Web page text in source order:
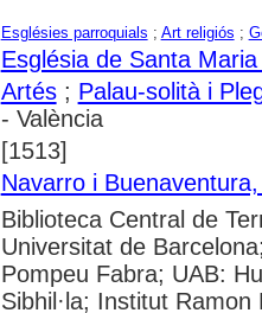
Esglésies parroquials ; Art religiós ;
Església de Santa
Artés; Palau-solità i
- València
[1513]
Navarro i
Biblioteca Central de
Universitat de
Pompeu Fabra; UAB:
Sibhil·la; Institut